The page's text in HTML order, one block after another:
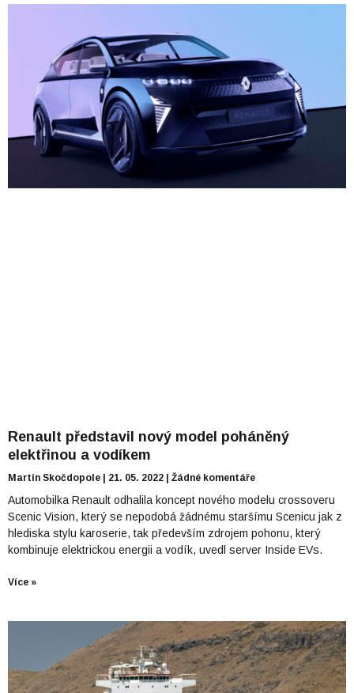
Renault představil nový model poháněný
elektřinou a vodíkem
Martin Skočdopole 21. 05. 2022 Žádné komentáře
Automobilka Renault odhalila koncept nového modelu crossoveru
Scenic Vision, který se nepodobá žádnému staršímu Scenicu jak z
hlediska stylu karoserie, tak především zdrojem pohonu, který
kombinuje elektrickou energii a vodík, uvedl server Inside EVs.
Více »